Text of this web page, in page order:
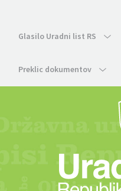
Glasilo Uradni list RS
Preklic dokumentov